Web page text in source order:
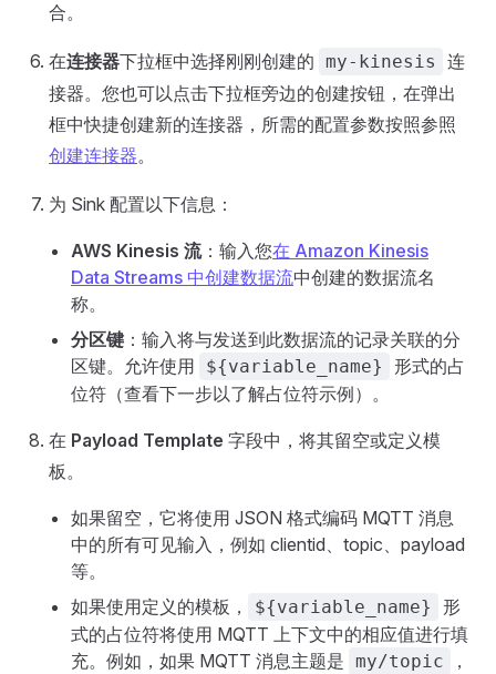
合。
在连接器下拉框中选择刚刚创建的 my-kinesis
连
接器。您也可以点击下拉框旁边的创建按钮，在弹出
框中快捷创建新的连接器，所需的配置参数按照参照
创建连接器。
为 Sink 配置以下信息：
AWS Kinesis 流：输入您在 Amazon Kinesis
Data Streams 中创建数据流中创建的数据流名
称。
分区键 ：输入将与发送到此数据流的记录关联的分
区键。允许使用
${variable_name}
形式的占
位符（查看下一步以了解占位符示例）。
在 Payload Template 字段中，将其留空或定义模
板。
如果留空，它将使用 JSON 格式编码 MQTT 消息
中的所有可见输入，例如 clientid、topic、payload
等。
如果使用定义的模板，
${variable_name}
形
式的占位符将使用 MQTT 上下文中的相应值进行填
充。例如，如果 MQTT 消息主题是 my/topic ，